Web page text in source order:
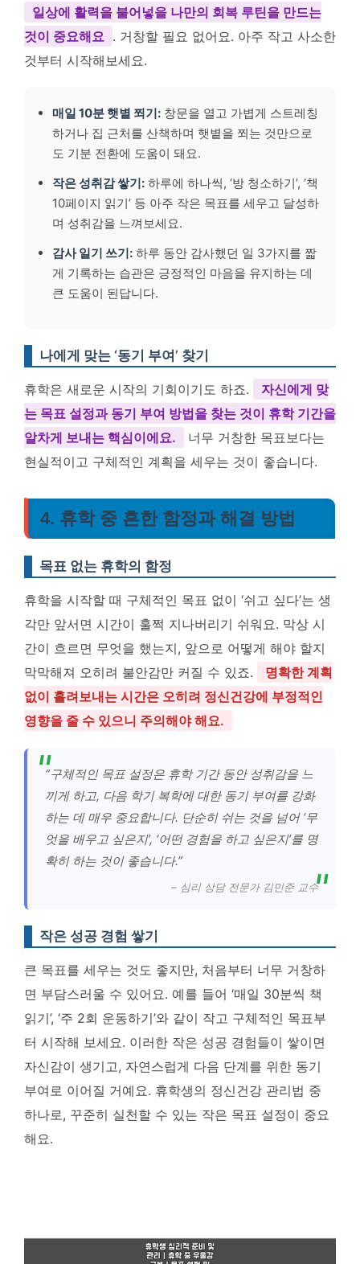
일상에 활력을 불어넣을 나만의 회복 루틴을 만드는
것이 중요해요 . 거창할 필요 없어요. 아주 작고 사소한
것부터 시작해보세요.
매일 10분 햇볕 쬐기: 창문을 열고 가볍게 스트레칭
하거나 집 근처를 산책하며 햇볕을 쬐는 것만으로
도 기분 전환에 도움이 돼요.
작은 성취감 쌓기: 하루에 하나씩, ‘방 청소하기’, ‘책
10페이지 읽기’ 등 아주 작은 목표를 세우고 달성하
며 성취감을 느껴보세요.
감사 일기 쓰기: 하루 동안 감사했던 일 3가지를 짧
게 기록하는 습관은 긍정적인 마음을 유지하는 데
큰 도움이 된답니다.
나에게 맞는 ‘동기 부여’ 찾기
휴학은 새로운 시작의 기회이기도 하죠.
자신에게 맞
는 목표 설정과 동기 부여 방법을 찾는 것이 휴학 기간을
알차게 보내는 핵심이에요.
너무 거창한 목표보다는
현실적이고 구체적인 계획을 세우는 것이 좋습니다.
4. 휴학 중 흔한 함정과 해결 방법
목표 없는 휴학의 함정
휴학을 시작할 때 구체적인 목표 없이 ‘쉬고 싶다’는 생
각만 앞서면 시간이 훌쩍 지나버리기 쉬워요. 막상 시
간이 흐르면 무엇을 했는지, 앞으로 어떻게 해야 할지
막막해져 오히려 불안감만 커질 수 있죠.
명확한 계획
없이 흘려보내는 시간은 오히려 정신건강에 부정적인
영향을 줄 수 있으니 주의해야 해요.
“구체적인 목표 설정은 휴학 기간 동안 성취감을 느
끼게 하고, 다음 학기 복학에 대한 동기 부여를 강화
하는 데 매우 중요합니다. 단순히 쉬는 것을 넘어 ‘무
엇을 배우고 싶은지’, ‘어떤 경험을 하고 싶은지’를 명
확히 하는 것이 좋습니다.”
– 심리 상담 전문가 김민준 교수
작은 성공 경험 쌓기
큰 목표를 세우는 것도 좋지만, 처음부터 너무 거창하
면 부담스러울 수 있어요. 예를 들어 ‘매일 30분씩 책
읽기’, ‘주 2회 운동하기’와 같이 작고 구체적인 목표부
터 시작해 보세요. 이러한 작은 성공 경험들이 쌓이면
자신감이 생기고, 자연스럽게 다음 단계를 위한 동기
부여로 이어질 거예요. 휴학생의 정신건강 관리법 중
하나로, 꾸준히 실천할 수 있는 작은 목표 설정이 중요
해요.